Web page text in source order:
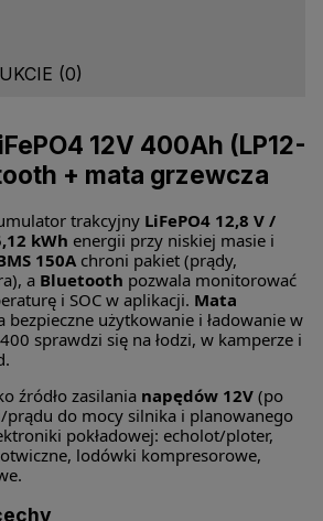
(0)
12V 400Ah (LP12-
+ mata grzewcza
trakcyjny LiFePO4 12,8 V /
kWh energii przy niskiej masie i
150A chroni pakiet (prądy,
a Bluetooth pozwala monitorować
i SOC w aplikacji. Mata
bezpieczne użytkowanie i ładowanie w
sprawdzi się na łodzi, w kamperze i
źródło zasilania napędów 12V (po
prądu do mocy silnika i planowanego
pokładowej: echolot/ploter,
lodówki kompresorowe,